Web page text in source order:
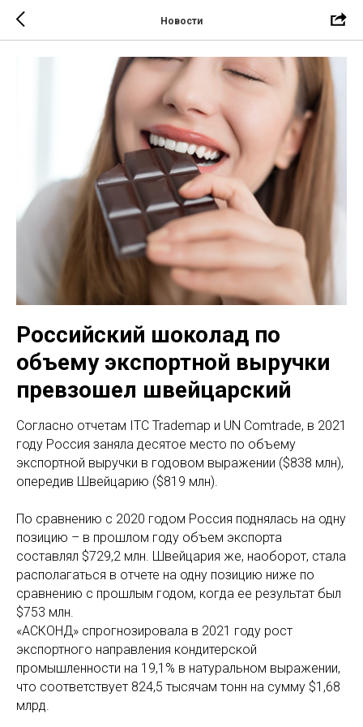
Новости
Российский шоколад по
объему экспортной выручки
превзошел швейцарский
Согласно отчетам ITC Trademap и UN Comtrade, в 2021
году Россия заняла десятое место по объему
экспортной выручки в годовом выражении ($838 млн),
опередив Швейцарию ($819 млн).
По сравнению с 2020 годом Россия поднялась на одну
позицию – в прошлом году объем экспорта
составлял $729,2 млн. Швейцария же, наоборот, стала
располагаться в отчете на одну позицию ниже по
сравнению с прошлым годом, когда ее результат был
$753 млн.
«АСКОНД» спрогнозировала в 2021 году рост
экспортного направления кондитерской
промышленности на 19,1% в натуральном выражении,
что соответствует 824,5 тысячам тонн на сумму $1,68
млрд.